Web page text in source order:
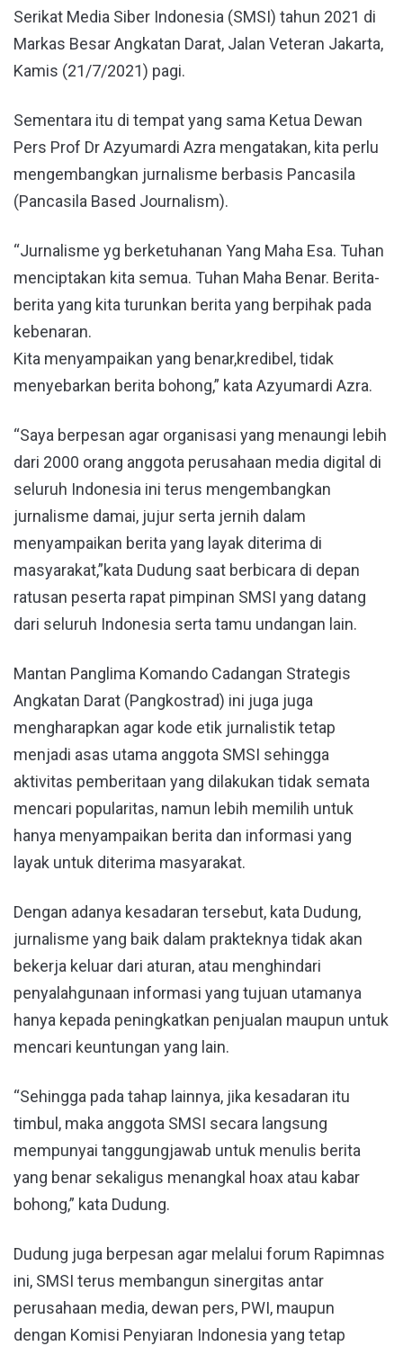
Serikat Media Siber Indonesia (SMSI) tahun 2021 di
Markas Besar Angkatan Darat, Jalan Veteran Jakarta,
Kamis (21/7/2021) pagi.
Sementara itu di tempat yang sama Ketua Dewan
Pers Prof Dr Azyumardi Azra mengatakan, kita perlu
mengembangkan jurnalisme berbasis Pancasila
(Pancasila Based Journalism).
“Jurnalisme yg berketuhanan Yang Maha Esa. Tuhan
menciptakan kita semua. Tuhan Maha Benar. Berita-
berita yang kita turunkan berita yang berpihak pada
kebenaran.
Kita menyampaikan yang benar,kredibel, tidak
menyebarkan berita bohong,” kata Azyumardi Azra.
“Saya berpesan agar organisasi yang menaungi lebih
dari 2000 orang anggota perusahaan media digital di
seluruh Indonesia ini terus mengembangkan
jurnalisme damai, jujur serta jernih dalam
menyampaikan berita yang layak diterima di
masyarakat,”kata Dudung saat berbicara di depan
ratusan peserta rapat pimpinan SMSI yang datang
dari seluruh Indonesia serta tamu undangan lain.
Mantan Panglima Komando Cadangan Strategis
Angkatan Darat (Pangkostrad) ini juga juga
mengharapkan agar kode etik jurnalistik tetap
menjadi asas utama anggota SMSI sehingga
aktivitas pemberitaan yang dilakukan tidak semata
mencari popularitas, namun lebih memilih untuk
hanya menyampaikan berita dan informasi yang
layak untuk diterima masyarakat.
Dengan adanya kesadaran tersebut, kata Dudung,
jurnalisme yang baik dalam prakteknya tidak akan
bekerja keluar dari aturan, atau menghindari
penyalahgunaan informasi yang tujuan utamanya
hanya kepada peningkatkan penjualan maupun untuk
mencari keuntungan yang lain.
“Sehingga pada tahap lainnya, jika kesadaran itu
timbul, maka anggota SMSI secara langsung
mempunyai tanggungjawab untuk menulis berita
yang benar sekaligus menangkal hoax atau kabar
bohong,” kata Dudung.
Dudung juga berpesan agar melalui forum Rapimnas
ini, SMSI terus membangun sinergitas antar
perusahaan media, dewan pers, PWI, maupun
dengan Komisi Penyiaran Indonesia yang tetap